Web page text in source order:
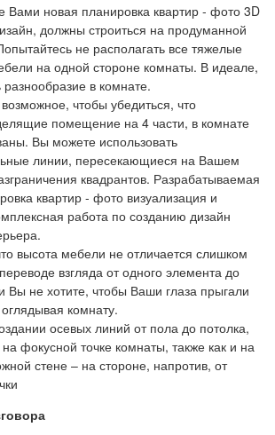
Вами новая планировка квартир - фото 3D
должны строиться на продуманной
не располагать все тяжелые
на одной стороне комнаты. В идеале,
в комнате.
чтобы убедиться, что
помещение на 4 части, в комнате
Вы можете использовать
линии, пересекающиеся на Вашем
квадрантов. Разрабатываемая
квартир - фото визуализация и
работа по созданию дизайн
высота мебели не отличается слишком
взгляда от одного элемента до
Вы не хотите, чтобы Ваши глаза прыгали
комнату.
осевых линий от пола до потолка,
фокусной точке комнаты, также как и на
стене – на стороне, напротив, от